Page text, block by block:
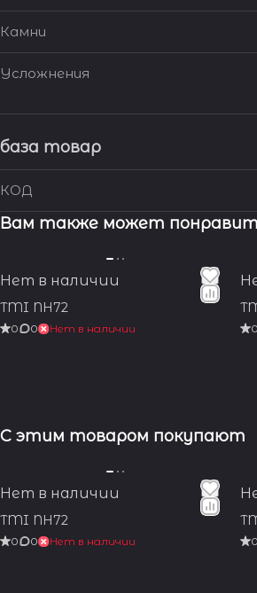
Камни
Усложнения
база товар
КОД
Вам также может
Нет в наличии
TMI NH72
0 0 Нет в наличии 0
С этим товаром покупают
Нет в наличии
TMI NH72
0 0 Нет в наличии 0